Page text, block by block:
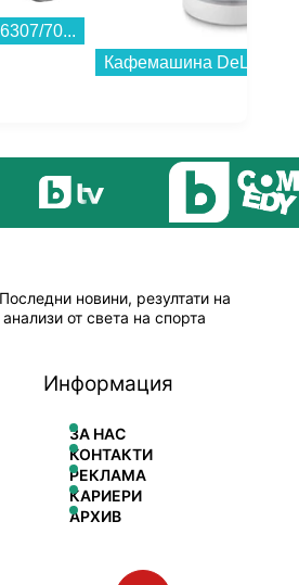
70...
Кафемашина DeLonghi
новини, резултати на
от света на спорта
Информация
ЗА НАС
КОНТАКТИ
РЕКЛАМА
КАРИЕРИ
АРХИВ